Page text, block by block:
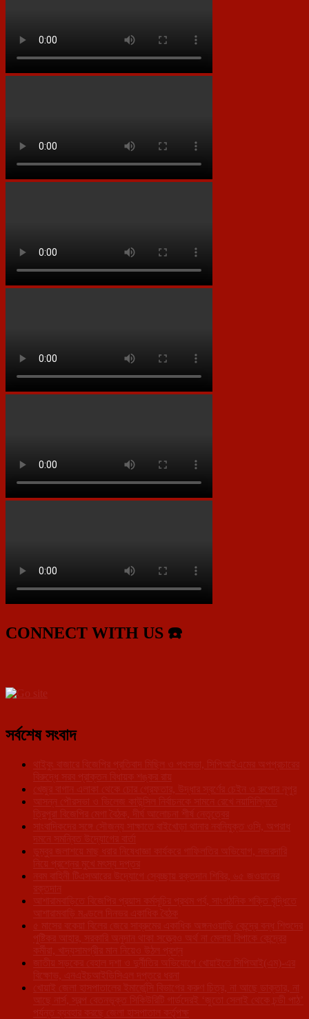
CONNECT WITH US ☎️
সর্বশেষ সংবাদ
থাইবুং বাজারে বিজেপির প্রতিবাদ মিছিল ও পথসভা, সিপিআইএমের অপপ্রচারের
বিরুদ্ধে সরব প্রাক্তন বিধায়ক শঙ্কর রায়
খেজুর বাগান এলাকা থেকে চোর গ্রেফতার, উদ্ধার স্বর্ণের চেইন ও রুপোর নূপুর
আসন্ন পৌরসভা ও ভিলেজ কাউন্সিল নির্বাচনকে সামনে রেখে নয়াদিল্লিতে
ত্রিপুরা বিজেপির মেগা বৈঠক, দীর্ঘ আলোচনা শীর্ষ নেতৃত্বের
সাংবাদিকদের সঙ্গে সৌজন্য সাক্ষাতে বাইখোড়া থানার নবনিযুক্ত ওসি, অপরাধ
দমনে সমন্বিত উদ্যোগের বার্তা
ডুম্বুর জলাশয়ে মাছ ধরার নিষেধাজ্ঞা কার্যকরে গাফিলতির অভিযোগ, নজরদারি
নিয়ে প্রশ্নের মুখে মৎস্য দপ্তর
নবম বাহিনী টিএসআরের উদ্যোগে স্বেচ্ছায় রক্তদান শিবির, ৬৫ জওয়ানের
রক্তদান
আশারামবাড়িতে বিজেপির প্রয়াস কর্মসূচির প্রথম পর্ব, সাংগঠনিক শক্তি বৃদ্ধিতে
আশারামবাড়ি মণ্ডলে দিনভর একাধিক বৈঠক
৫ মাসের বকেয়া বিলের জেরে সাব্রুমের একাধিক অঙ্গনওয়াড়ি কেন্দ্রে বন্ধ শিশুদের
পুষ্টিকর আহার, সরকারি অনুদান থাকা সত্ত্বেও অর্থ না মেলায় বিপাকে কেন্দ্রের
কর্মীরা, খাদ্যসামগ্রীর মান নিয়েও উঠল প্রশ্ন
জাতীয় সড়কের বেহাল দশা ও দুর্নীতির অভিযোগে খোয়াইতে সিপিআই(এম)-এর
বিক্ষোভ, এনএইচআইডিসিএল দপ্তরে ধরনা
খোয়াই জেলা হাসপাতালের ইমার্জেন্সি বিভাগের করুণ চিত্র, না আছে ডাক্তার, না
আছে নার্স, স্বল্প বেতনভূক্ত সিকিউরিটি গার্ডদেরই ‘জুতো সেলাই থেকে চন্ডী পাঠ’
পর্যন্ত ব্যবহার করছে জেলা হাসপাতাল কর্তৃপক্ষ